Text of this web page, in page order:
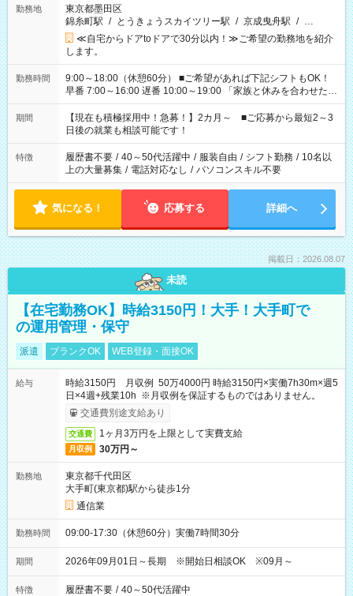
勤務地
東京都墨田区
錦糸町駅 / とうきょうスカイツリー駅 / 京成曳舟駅 / …
≪自宅からドアtoドアで30分以内！≫ご希望の勤務地を紹介
します。
勤務時間
9:00～18:00（休憩60分） ■ご希望があれば下記シフトもOK！
早番 7:00～16:00 遅番 10:00～19:00 「家族と休みを合わせた
い」 「余裕を持って夕飯の準備がしたい」 「できれば残業はし
たくない」 など、ご希望を教えてくださいね。 ※Wワーク希望
の方へ 今ご覧のお仕事で希望する勤務時間と、もう1つのお仕事
の勤務時間。 合計で週40時間を超える場合は応募できません。
期間
【現在も積極採用中！急募！】2カ月～ ■ご応募から最短2～3
日後の就業も相談可能です！
特徴 履歴書不要 / 40～50代活躍中 / 服装自由 / シフト勤務 / 10名以
上の大量募集 / 電話対応なし / パソコンスキル不要
気になる！ 応募する 詳細へ
掲載日：2026.08.07
未読
【在宅勤務OK】時給3150円！大手！大手町で
の運用管理・保守
派遣 ブランクOK WEB登録・面接OK
給与
時給3150円 月収例 50万4000円 時給3150円×実働7h30m×週5
日×4週+残業10h ※月収例を保証するものではありません。
交通費別途支給あり
交通費 1ヶ月3万円を上限として実費支給
月収例 30万円～
勤務地
東京都千代田区
大手町(東京都)駅から徒歩1分
通信業
勤務時間 09:00-17:30（休憩60分）実働7時間30分
期間 2026年09月01日～長期 ※開始日相談OK ※09月～
特徴 履歴書不要 / 40～50代活躍中